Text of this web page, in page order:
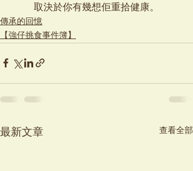
取決於你有幾想佢重拾健康。
傳承的回憶
【強仔挑食事件簿】
最新文章 查看全部